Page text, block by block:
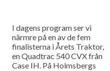
I dagens program ser vi
närmre på en av de fem
finalisterna i Årets Traktor,
en Quadtrac 540 CVX från
Case IH. På Holmsbergs